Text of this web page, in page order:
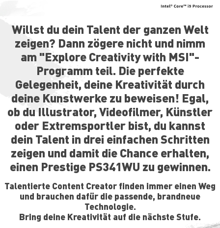
Willst du dein Talent der ganzen Welt
zeigen? Dann zögere nicht und nimm
am "Explore Creativity with MSI"-
Programm teil. Die perfekte
Gelegenheit, deine Kreativität durch
deine Kunstwerke zu beweisen! Egal,
ob du Illustrator, Videofilmer, Künstler
oder Extremsportler bist, du kannst
dein Talent in drei einfachen Schritten
zeigen und damit die Chance erhalten,
einen Prestige PS341WU zu gewinnen.
Talentierte Content Creator finden immer einen Weg
und brauchen dafür die passende, brandneue
Technologie.
Bring deine Kreativität auf die nächste Stufe.